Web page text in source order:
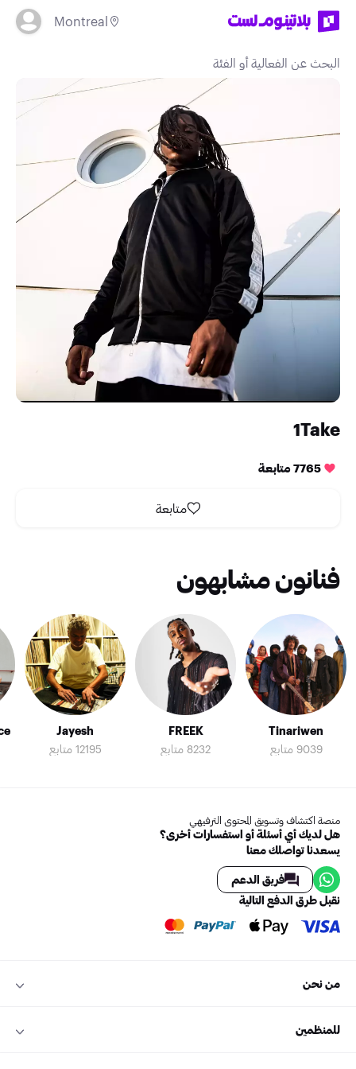
Montreal
1Take
متابعة
فنانون مشابهون
Tinariwen
9039 متابع
FREEK
8232 متابع
Jayesh
12195 متابع
منصة اكتشاف وتسويق المحتوى الترفيهي
هل لديك أي أسئلة أو استفسارات أخرى؟
يسعدنا تواصلك معنا
فريق الدعم
نقبل طرق الدفع التالية
من نحن
للمنظمين